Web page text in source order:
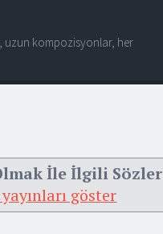
uzun kompozisyonlar, her
İle İlgili Sözler
göster